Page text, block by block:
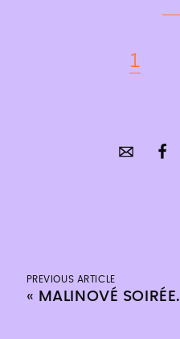
1
PREVIOUS ARTICLE
« MALINOVÉ SOIRÉE.